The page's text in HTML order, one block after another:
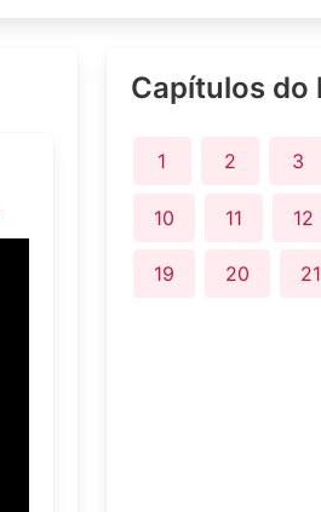
Capítulos do
1 2 3
10 11 12
19 20 21